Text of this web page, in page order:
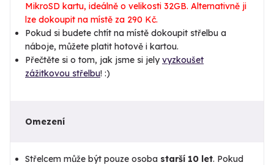
MikroSD kartu, ideálně o velikosti 32GB. Alternativně ji
lze dokoupit na místě za 290 Kč.
Pokud si budete chtít na místě dokoupit střelbu a
náboje, můžete platit hotově i kartou.
Přečtěte si o tom, jak jsme si jelyvyzkoušet
zážitkovou střelbu! :)
Omezení
Střelcem může být pouze osoba starší 10 let. Pokud